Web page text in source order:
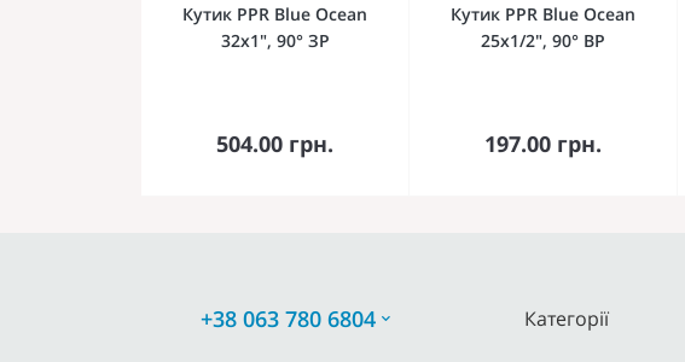
Кутик PPR Blue Ocean
32х1", 90° ЗР
504.00 грн.
До кошика
Кутик PPR Blue Ocean
25х1/2", 90° ВР
197.00 грн.
До кошика
+38 063 780 6804 Категорії